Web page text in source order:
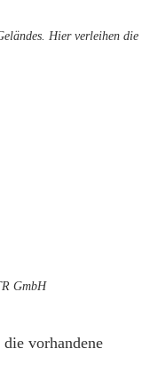
Hier verleihen die
GmbH
vorhandene